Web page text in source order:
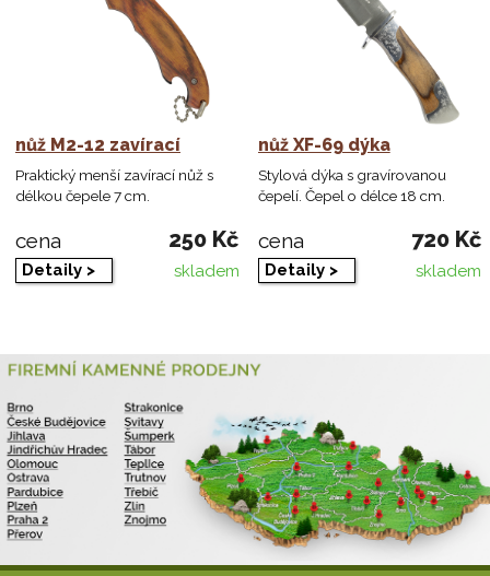
nůž M2-12 zavírací
Praktický menší zavírací nůž s
délkou čepele 7 cm.
cena 250 Kč
Detaily > skladem
nůž XF-69 dýka
Stylová dýka s gravírovanou
čepelí. Čepel o délce 18 cm.
cena 720 Kč
Detaily > skladem